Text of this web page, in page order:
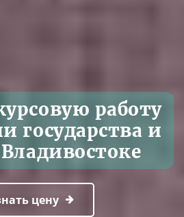
работу
государства и
цену